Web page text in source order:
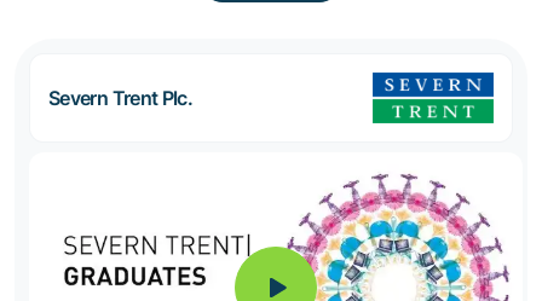
Severn Trent Plc.